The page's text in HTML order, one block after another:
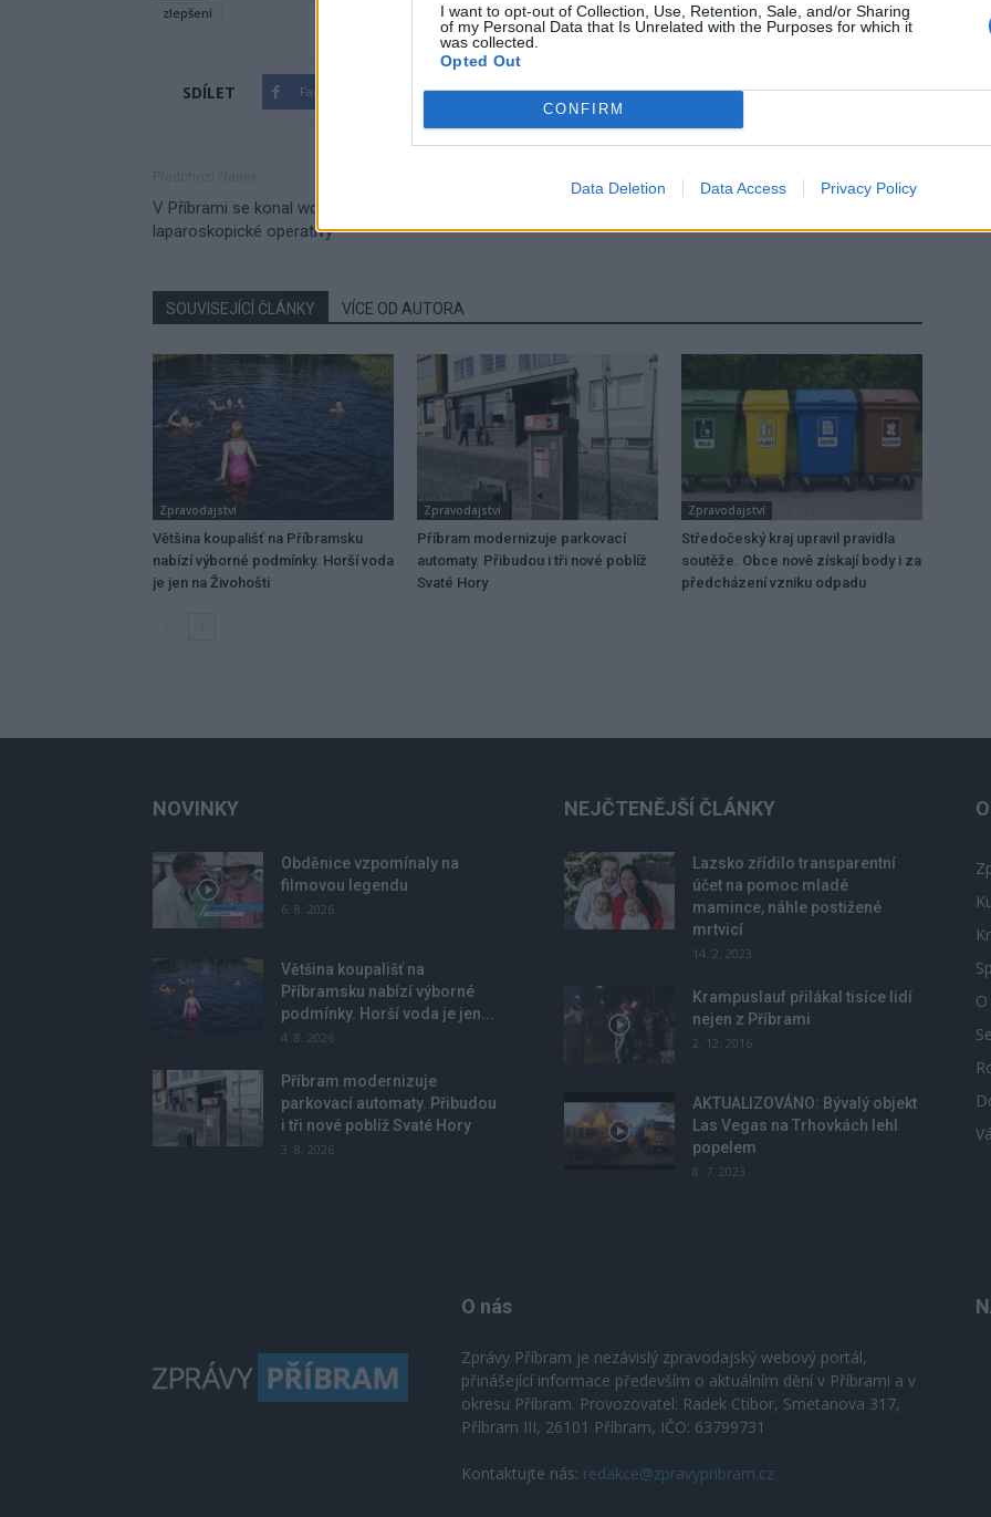
I want to opt-out of Collection, Use, Retention, Sale, and/or Sharing
of my Personal Data that Is Unrelated with the Purposes for which it
was collected.
Opted Out
CONFIRM
Data Deletion Data Access Privacy Policy
zlepšení
SDÍLET Facebook Twitter
V Příbrami se konal workshop pokročilé
laparoskopické operativy
SOUVISEJÍCÍ ČLÁNKY VÍCE OD AUTORA
Zpravodajství
Většina koupališť na Příbramsku
nabízí výborné podmínky. Horší voda
je jen na Živohošti
Zpravodajství
Příbram modernizuje parkovací
automaty. Přibudou i tři nové poblíž
Svaté Hory
Zpravodajství
Středočeský kraj upravil pravidla
soutěže. Obce nově získají body i za
předcházení vzniku odpadu
NOVINKY
Obděnice vzpomínaly na
filmovou legendu
6. 8. 2026
Většina koupališť na
Příbramsku nabízí výborné
podmínky. Horší voda je jen...
4. 8. 2026
Příbram modernizuje
parkovací automaty. Přibudou
i tři nové poblíž Svaté Hory
3. 8. 2026
NEJČTENĚJŠÍ ČLÁNKY
Lazsko zřídilo transparentní
účet na pomoc mladé
mamince, náhle postižené
mrtvicí
14. 2. 2023
Krampuslauf přilákal tisíce lidí
nejen z Příbrami
2. 12. 2016
AKTUALIZOVÁNO: Bývalý objekt
Las Vegas na Trhovkách lehl
popelem
8. 7. 2023
O nás
Zprávy Příbram je nezávislý zpravodajský webový portál,
přinášející informace především o aktuálním dění v Příbrami a v
okresu Příbram. Provozovatel: Radek Ctibor, Smetanova 317,
Příbram III, 26101 Příbram, IČO: 63799731
Kontaktujte nás: redakce@zpravypribram.cz